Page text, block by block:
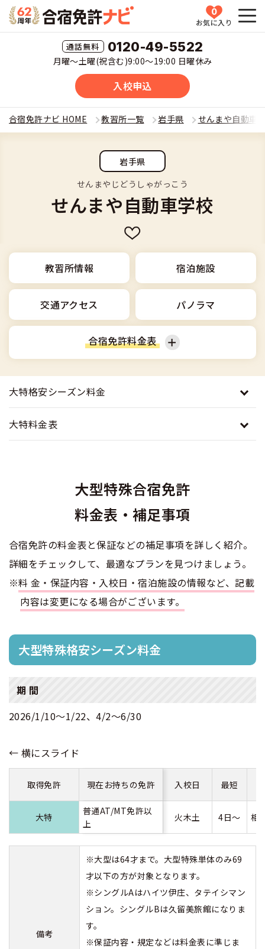
0
お気に入り
0120-49-5522
月曜〜土曜(祝含む)9:00〜19:00 日曜休み
入校申込
HOME
教習所一覧
運転免許の種類(車種)を選ぶ
普通二輪
準中型車
中型車
大型車
けん引
普通二種
中型二種
大型二種
教習所検索
特集ページ一覧
格安シーズン料金
出発地別おすすめ校
こだわり、テーマから探す
360度パノラマ教習所
教育訓練給付金制度
合宿免許とは
安心・お得・早い・充実の合宿免許
合宿免許選びのアドバイス
合宿免許の入校までの流れ
合宿免許での免許取得の流れ
保護者の方へ
合宿に関わる料金について
合宿免許に必要な持ち物
合宿免許 よくある質問
まるわかり！合宿免許Q＆A
合宿免許に役立つ情報
合宿免許で最短合格するには
高校生は運転免許を取れる？
免許取消・失効による再取得
冬・雪国の合宿免許は大丈夫？
みんなが選んだ合宿免許の条件
全国の運転免許試験場(免許センター)
合宿免許ナビについて
会社情報・代表メッセージ
会社概要
登録商標
個人情報の取扱い
参加規定
お気に入りの教習所一覧
運転者適性診断
0120-49-5522
入校申込
合宿免許ナビ HOME 教習所一覧 岩手県 せんまや自動車
岩手県
せんまやじどうしゃがっこう
せんまや自動車学校
教習所情報 宿泊施設
交通アクセス パノラマ
合宿免許料金表
普通車 準中型車
普通二種 大型二種
大特格安シーズン料金
大特料金表
大型特殊合宿免許
料金表・補足事項
合宿免許の料金表と保証などの補足事項を詳しく紹介。
詳細をチェックして、最適なプランを見つけましょう。
※料金・保証内容・入校日・宿泊施設の情報など、記載
内容は変更になる場合がございます。
大型特殊格安シーズン料金
期 間
2026/1/10～1/22、4/2～6/30
取得免許 現在お持ちの免許 入校日 最短
大特
普通AT/MT免許以
上
火木土 4日～ 相
備考
※大型は64才まで。大型特殊単体のみ69
才以下の方が対象となります。
※シングルAはハイツ伊庄、タテイシマン
ション。シングルBは久留美旅館になりま
す。
※保証内容・規定などは料金表に準じま